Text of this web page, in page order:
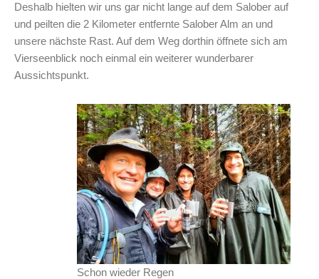
Deshalb hielten wir uns gar nicht lange auf dem Salober auf
und peilten die 2 Kilometer entfernte Salober Alm an und
unsere nächste Rast. Auf dem Weg dorthin öffnete sich am
Vierseenblick noch einmal ein weiterer wunderbarer
Aussichtspunkt.
Schon wieder Regen